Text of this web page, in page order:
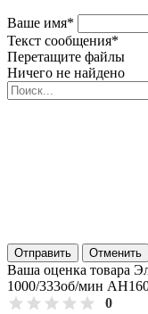
Ваше имя*
Текст сообщения*
Перетащите файлы
Ничего не найдено
Отправить Отменить
Ваша оценка товара
1000/333об/мин
0